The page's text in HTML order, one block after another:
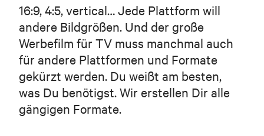
16:9, 4:5, vertical… Jede Plattform will
andere Bildgrößen. Und der große
Werbefilm für TV muss manchmal auch
für andere Plattformen und Formate
gekürzt werden. Du weißt am besten,
was Du benötigst. Wir erstellen Dir alle
gängigen Formate.